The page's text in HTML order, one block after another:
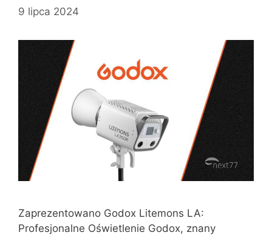
9 lipca 2024
Zaprezentowano Godox Litemons LA:
Profesjonalne Oświetlenie Godox, znany